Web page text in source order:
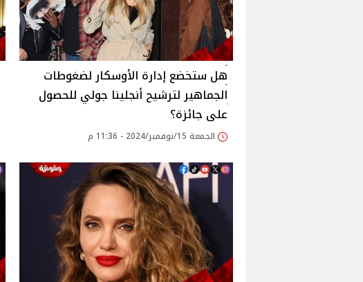
هل ستخضع إدارة الأوسكار لضغوطات
الجماهير لترشيح أنجلينا جولي للحصول
على جائزة؟
الجمعة 15/نوفمبر/2024 - 11:36 م